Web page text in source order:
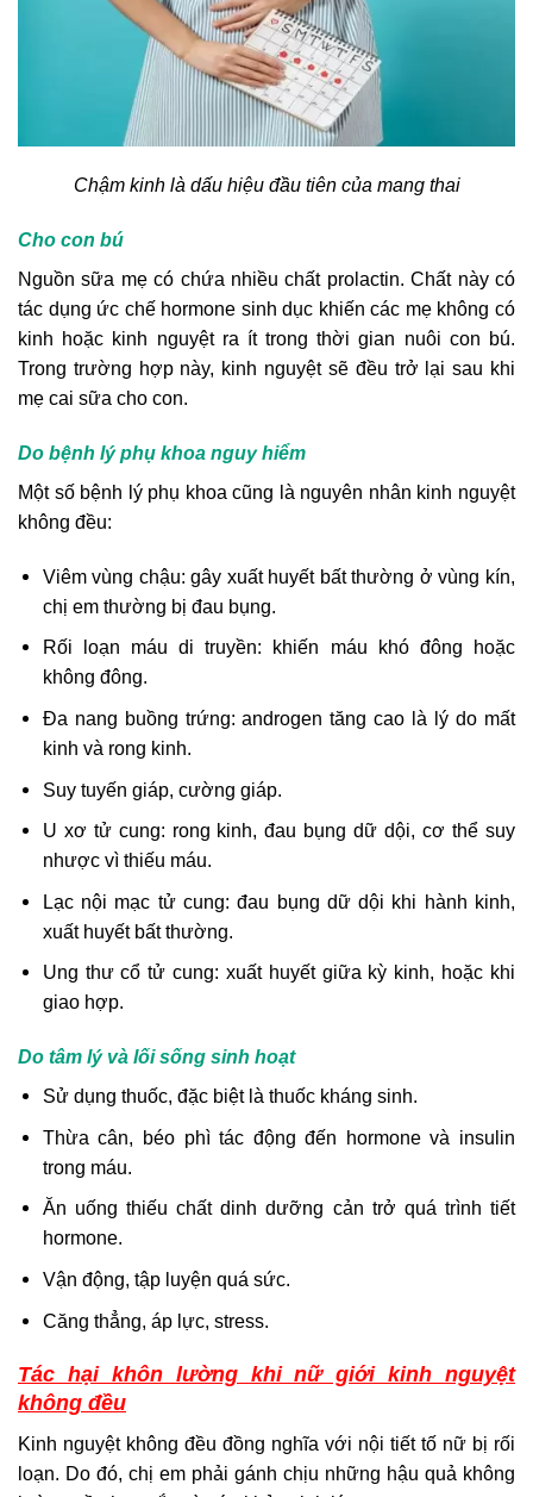
Chậm kinh là dấu hiệu đầu tiên của mang thai
Cho con bú
Nguồn sữa mẹ có chứa nhiều chất prolactin. Chất này có
tác dụng ức chế hormone sinh dục khiến các mẹ không có
kinh hoặc kinh nguyệt ra ít trong thời gian nuôi con bú.
Trong trường hợp này, kinh nguyệt sẽ đều trở lại sau khi
mẹ cai sữa cho con.
Do bệnh lý phụ khoa nguy hiểm
Một số bệnh lý phụ khoa cũng là nguyên nhân kinh nguyệt
không đều:
Viêm vùng chậu: gây xuất huyết bất thường ở vùng kín,
chị em thường bị đau bụng.
Rối loạn máu di truyền: khiến máu khó đông hoặc
không đông.
Đa nang buồng trứng: androgen tăng cao là lý do mất
kinh và rong kinh.
Suy tuyến giáp, cường giáp.
U xơ tử cung: rong kinh, đau bụng dữ dội, cơ thể suy
nhược vì thiếu máu.
Lạc nội mạc tử cung: đau bụng dữ dội khi hành kinh,
xuất huyết bất thường.
Ung thư cổ tử cung: xuất huyết giữa kỳ kinh, hoặc khi
giao hợp.
Do tâm lý và lối sống sinh hoạt
Sử dụng thuốc, đặc biệt là thuốc kháng sinh.
Thừa cân, béo phì tác động đến hormone và insulin
trong máu.
Ăn uống thiếu chất dinh dưỡng cản trở quá trình tiết
hormone.
Vận động, tập luyện quá sức.
Căng thẳng, áp lực, stress.
Tác hại khôn lường khi nữ giới kinh nguyệt
không đều
Kinh nguyệt không đều đồng nghĩa với nội tiết tố nữ bị rối
loạn. Do đó, chị em phải gánh chịu những hậu quả không